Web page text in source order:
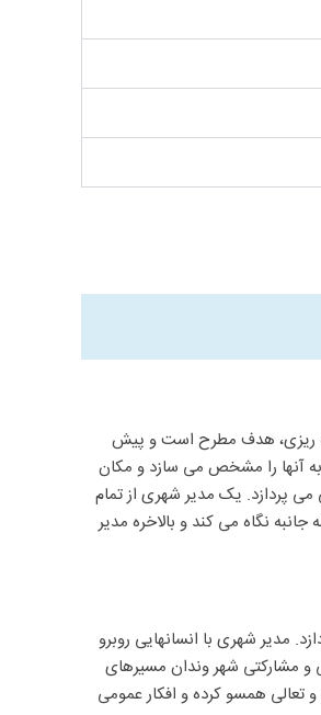
ریزی، هدف مطرح است و پیش
به آنها را مشخص می سازد و مکان
پردازد. یک مدیر شهری از تمام
نگاه می کند و بالاخره مدیر
مدیر شهری با انسانهایی روبرو
و مشارکتی شهر وندان مسیرهای
تعالی همسو کرده و افکار عمومی